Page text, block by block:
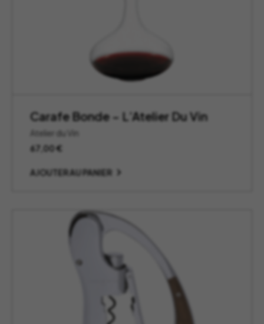
Carafe Bonde – L’Atelier Du Vin
Atelier du Vin
67,00€
AJOUTER AU PANIER